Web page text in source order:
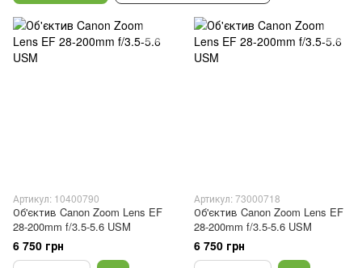
Артикул: 10400790
Об'єктив Canon Zoom Lens EF
28-200mm f/3.5-5.6 USM
6 750 грн
Артикул: 73000718
Об'єктив Canon Zoom Lens EF
28-200mm f/3.5-5.6 USM
6 750 грн